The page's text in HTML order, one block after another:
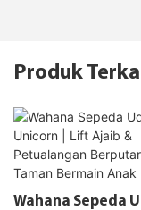
Produk
Wahana Sepeda